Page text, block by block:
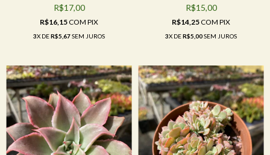
R$17,00
R$16,15COM PIX
3X DER$5,67SEM JUROS
R$15,00
R$14,25COM PIX
3X DER$5,00SEM JUROS